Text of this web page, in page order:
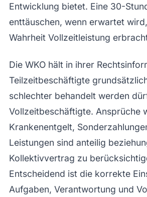
Entwicklung bietet. Eine 30-
enttäuschen, wenn erwartet
Wahrheit Vollzeitleistung
Die WKO hält in ihrer
Teilzeitbeschäftigte
schlechter behandelt werden
Vollzeitbeschäftigte. Ansprüche
Krankenentgelt,
Leistungen sind anteilig
Kollektivvertrag zu
Entscheidend ist die korrekte
Aufgaben, Verantwortung und